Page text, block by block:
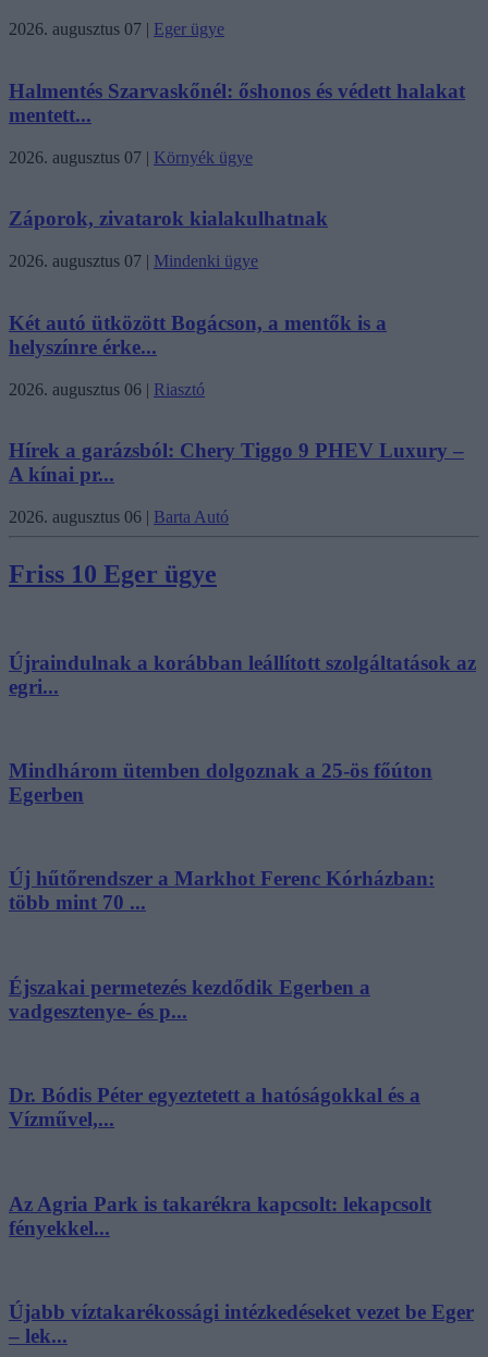
2026. augusztus 07 | Eger ügye
Halmentés Szarvaskőnél: őshonos és védett halakat
mentett...
2026. augusztus 07 | Környék ügye
Záporok, zivatarok kialakulhatnak
2026. augusztus 07 | Mindenki ügye
Két autó ütközött Bogácson, a mentők is a
helyszínre érke...
2026. augusztus 06 | Riasztó
Hírek a garázsból: Chery Tiggo 9 PHEV Luxury –
A kínai pr...
2026. augusztus 06 | Barta Autó
Friss 10 Eger ügye
Újraindulnak a korábban leállított szolgáltatások az
egri...
Mindhárom ütemben dolgoznak a 25-ös főúton
Egerben
Új hűtőrendszer a Markhot Ferenc Kórházban:
több mint 70 ...
Éjszakai permetezés kezdődik Egerben a
vadgesztenye- és p...
Dr. Bódis Péter egyeztetett a hatóságokkal és a
Vízművel,...
Az Agria Park is takarékra kapcsolt: lekapcsolt
fényekkel...
Újabb víztakarékossági intézkedéseket vezet be Eger
– lek...